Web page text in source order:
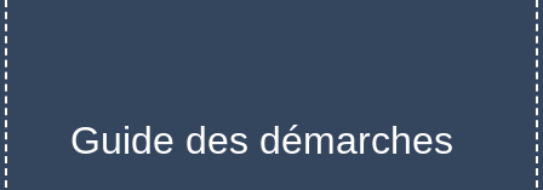
Guide des démarches